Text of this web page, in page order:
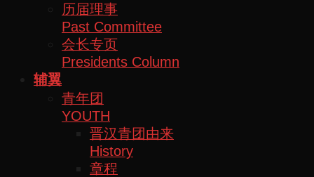
历届理事
Past Committee
会长专页
Presidents Column
辅翼
青年团
YOUTH
晋汉青团由来
History
章程